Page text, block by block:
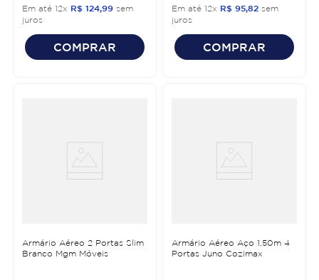
Em até 12x R$ 124 99 sem
juros
COMPRAR
Em até 12x R$ 95 82 sem
juros
COMPRAR
Armário Aéreo 2 Portas Slim
Branco Mgm Móveis
Armário Aéreo Aço 1,50m 4
Portas Juno Cozimax